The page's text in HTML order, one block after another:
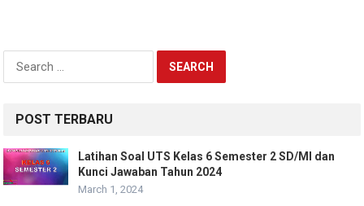
Search
for:
POST TERBARU
Latihan Soal UTS Kelas 6 Semester 2 SD/MI dan
Kunci Jawaban Tahun 2024
March 1, 2024